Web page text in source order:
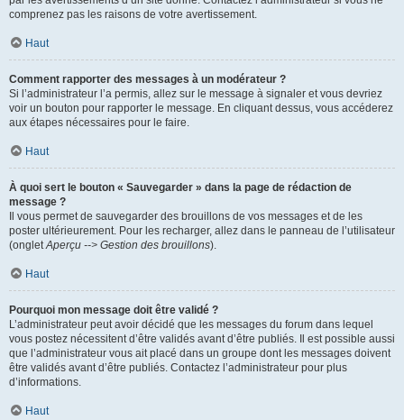
comprenez pas les raisons de votre avertissement.
Haut
Comment rapporter des messages à un modérateur ?
Si l’administrateur l’a permis, allez sur le message à signaler et vous devriez
voir un bouton pour rapporter le message. En cliquant dessus, vous accéderez
aux étapes nécessaires pour le faire.
Haut
À quoi sert le bouton « Sauvegarder » dans la page de rédaction de
message ?
Il vous permet de sauvegarder des brouillons de vos messages et de les
poster ultérieurement. Pour les recharger, allez dans le panneau de l’utilisateur
(ongletAperçu --> Gestion des brouillons).
Haut
Pourquoi mon message doit être validé ?
L’administrateur peut avoir décidé que les messages du forum dans lequel
vous postez nécessitent d’être validés avant d’être publiés. Il est possible aussi
que l’administrateur vous ait placé dans un groupe dont les messages doivent
être validés avant d’être publiés. Contactez l’administrateur pour plus
d’informations.
Haut